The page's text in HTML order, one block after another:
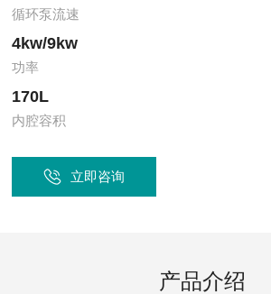
循环泵流速
4kw/9kw
功率
170L
内腔容积
立即咨询
产品介绍